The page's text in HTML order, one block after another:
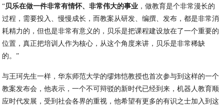
“贝乐在做一件非常有情怀、非常伟大的事业 ，做教育是个非常漫长的
过程，需要投入、慢慢成长，而教案从研发、编撰、发布，都是非常消
耗精力的，但也是非常有意义的，贝乐是把课程建设放在了一个重要的
位置，真正把培训人作为核心，从这个角度来讲，贝乐是非常稀缺
的。”
与王珂先生一样，华东师范大学的缪炜恺教授也首次参与到这样的一个
教案发布会，他表示，一个不可辩驳的新时代已经到来，机器人教育顺
应时代发展，受到社会各界的重视，他希望有更多的有识之士加入到这